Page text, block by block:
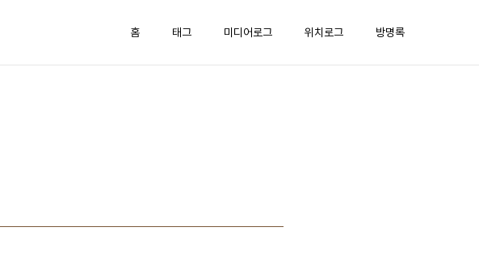
홈 태그 미디어로그 위치로그 방명록